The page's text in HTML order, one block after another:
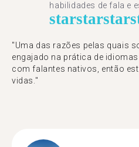
habilidades de fala e
starstarstar
"Uma das razões pelas quais
engajado na prática de
com falantes nativos, então
vidas."